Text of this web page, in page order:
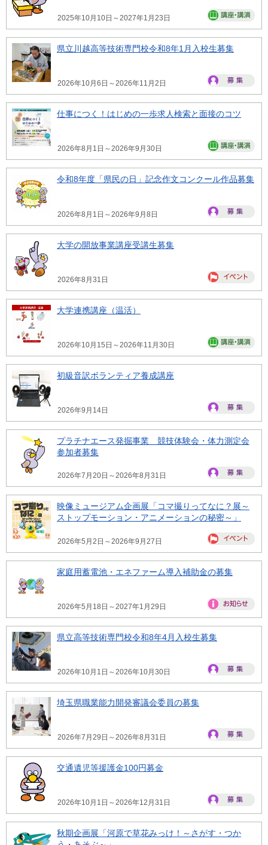
2025年10月10日～2027年1月23日
県立川越高等技術専門校令和8年1月入校生募集
2026年10月6日～2026年11月2日
仕事につく！はじめの一歩求人検索と面接のコツ
2026年8月1日～2026年9月30日
令和8年度「県民の日」記念作文コンクール作品募集
2026年8月1日～2026年9月8日
大学の開放事業講座受講生募集
2026年8月31日
大学連携講座（温活）
2026年10月15日～2026年11月30日
初級音訳ボランティア養成講座
2026年9月14日
プラチナエース発掘事業 競技体験会・体力測定会
参加者募集
2026年7月20日～2026年8月31日
映像ミュージアム企画展「コマ撮りってなに？展～
ストップモーション・アニメーションの秘密～」
2026年5月2日～2026年9月27日
家庭用蓄電池・エネファーム導入補助金の募集
2026年5月18日～2027年1月29日
県立高等技術専門校令和8年4月入校生募集
2026年10月1日～2026年10月30日
埼玉県職業能力開発審議会委員の募集
2026年7月29日～2026年8月31日
交通遺児等援護金100円募金
2026年10月1日～2026年12月31日
秋期企画展「河原で草花みっけ！～さがす・つか